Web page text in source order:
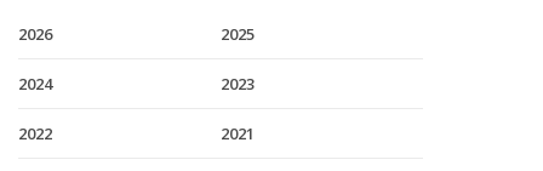
2026 2025
2024 2023
2022 2021